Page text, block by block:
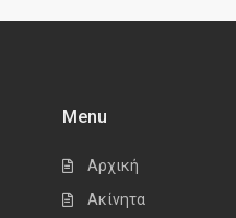
Menu
Αρχική
Ακίνητα